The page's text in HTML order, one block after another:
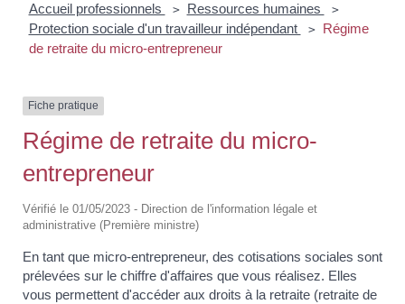
Accueil professionnels > Ressources humaines >
Protection sociale d'un travailleur indépendant >
Régime
de retraite du micro-entrepreneur
Fiche pratique
Régime de retraite du micro-
entrepreneur
Vérifié le 01/05/2023 - Direction de l'information légale et
administrative (Première ministre)
En tant que micro-entrepreneur, des cotisations sociales sont
prélevées sur le chiffre d'affaires que vous réalisez. Elles
vous permettent d'accéder aux droits à la retraite (retraite de